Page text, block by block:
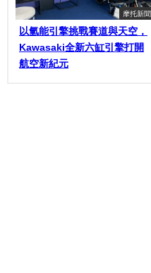
摩托新聞
以氫能引擎挑戰賽道與天空，
Kawasaki全新六缸引擎打開
航空新紀元